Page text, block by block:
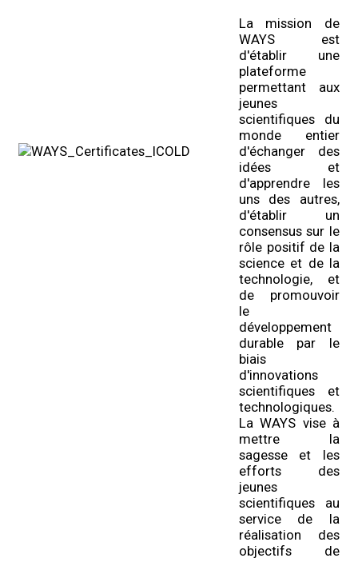
La mission de
WAYS est
d'établir une
plateforme
permettant aux
jeunes
scientifiques du
monde entier
d'échanger des
idées et
d'apprendre les
uns des autres,
d'établir un
consensus sur le
rôle positif de la
science et de la
technologie, et
de promouvoir
le
développement
durable par le
biais
d'innovations
scientifiques et
technologiques.
La WAYS vise à
mettre la
sagesse et les
efforts des
jeunes
scientifiques au
service de la
réalisation des
objectifs de